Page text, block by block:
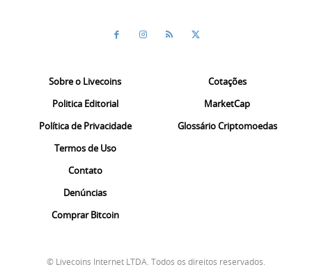
Sobre o Livecoins
Politica Editorial
Política de Privacidade
Termos de Uso
Contato
Denúncias
Comprar Bitcoin
Cotações
MarketCap
Glossário Criptomoedas
© Livecoins Internet LTDA. Todos os direitos reservados.